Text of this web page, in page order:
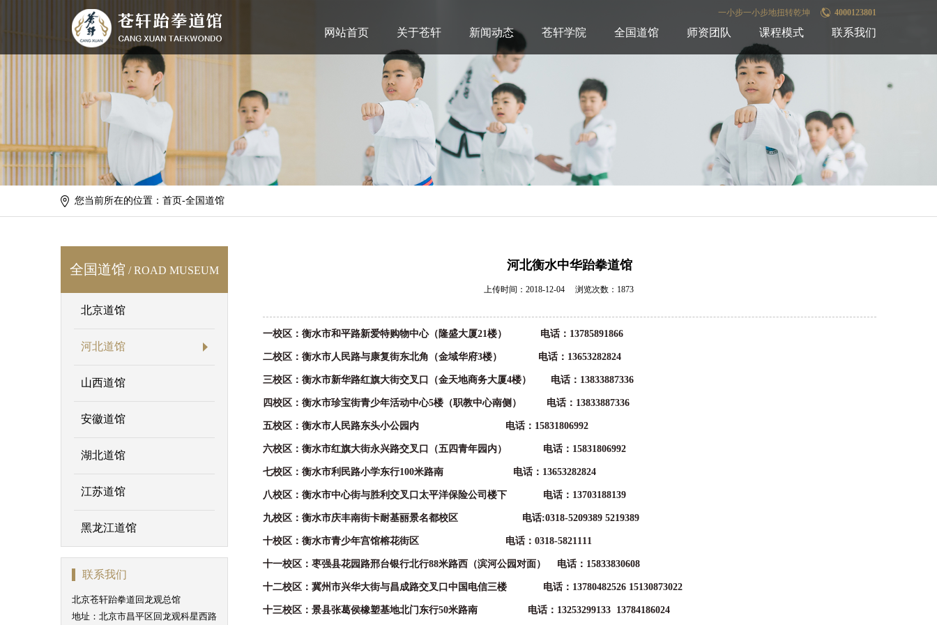
一小步一小步地扭转乾坤 4000123801
网站首页 关于苍轩 新闻动态 苍轩学院 全国道馆 师资团队 课程模式 联系我们
您当前所在的位置：首页-全国道馆
全国道馆 / ROAD MUSEUM
北京道馆
河北道馆
山西道馆
安徽道馆
湖北道馆
江苏道馆
黑龙江道馆
联系我们
北京苍轩跆拳道回龙观总馆
地址：北京市昌平区回龙观科星西路
河北衡水中华跆拳道馆
上传时间：2018-12-04 浏览次数：1873
一校区：衡水市和平路新爱特购物中心（隆盛大厦21楼） 电话：13785891866
二校区：衡水市人民路与康复街东北角（金域华府3楼） 电话：13653282824
三校区：衡水市新华路红旗大街交叉口（金天地商务大厦4楼） 电话：13833887336
四校区：衡水市珍宝街青少年活动中心5楼（职教中心南侧） 电话：13833887336
五校区：衡水市人民路东头小公园内 电话：15831806992
六校区：衡水市红旗大街永兴路交叉口（五四青年园内） 电话：15831806992
七校区：衡水市利民路小学东行100米路南 电话：13653282824
八校区：衡水市中心街与胜利交叉口太平洋保险公司楼下 电话：13703188139
九校区：衡水市庆丰南街卡耐基丽景名都校区 电话:0318-5209389 5219389
十校区：衡水市青少年宫馆榕花街区 电话：0318-5821111
十一校区：枣强县花园路邢台银行北行88米路西（滨河公园对面） 电话：15833830608
十二校区：冀州市兴华大街与昌成路交叉口中国电信三楼 电话：13780482526 15130873022
十三校区：景县张葛侯橡塑基地北门东行50米路南 电话：13253299133 13784186024